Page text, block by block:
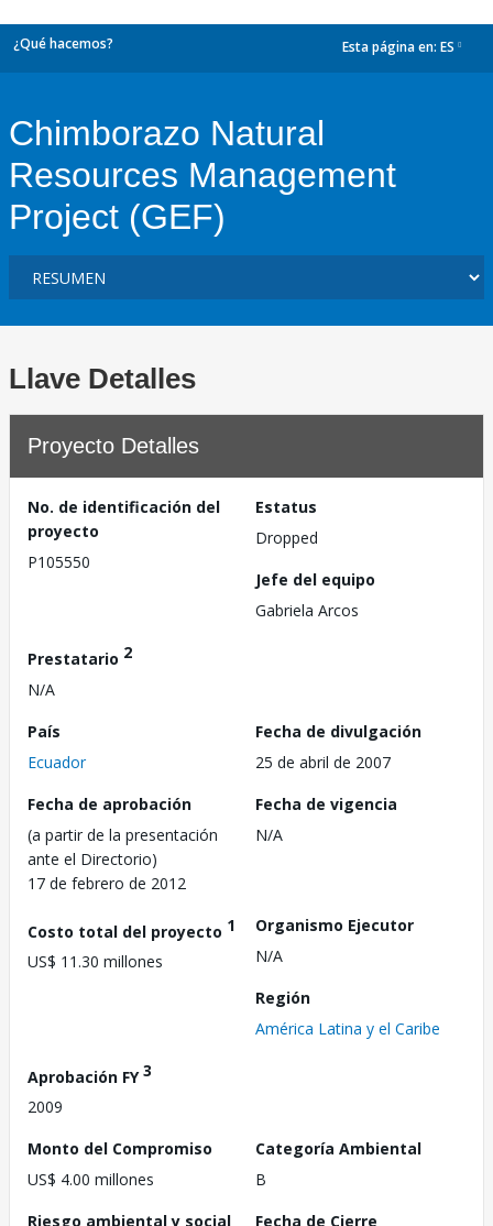
¿Qué hacemos? Esta página en: ES
Chimborazo Natural
Resources Management
Project (GEF)
Llave Detalles
Proyecto Detalles
No. de identificación del
proyecto
P105550
Estatus
Dropped
Jefe del equipo
Gabriela Arcos
Prestatario 2
N/A
País
Ecuador
Fecha de divulgación
25 de abril de 2007
Fecha de aprobación
(a partir de la presentación
ante el Directorio)
17 de febrero de 2012
Fecha de vigencia
N/A
Costo total del proyecto 1
US$ 11.30 millones
Organismo Ejecutor
N/A
Región
América Latina y el Caribe
Aprobación FY3
2009
Monto del Compromiso
US$ 4.00 millones
Categoría Ambiental
B
Riesgo ambiental y social
Fecha de Cierre